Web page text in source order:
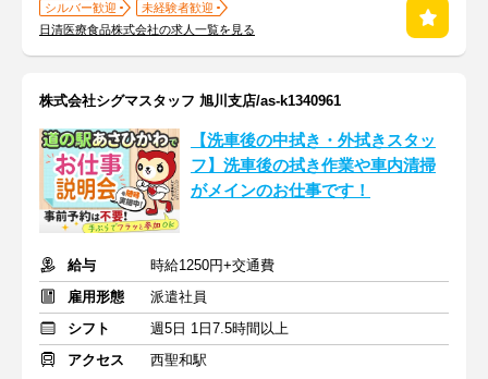
シルバー歓迎
未経験者歓迎
日清医療食品株式会社の求人一覧を見る
株式会社シグマスタッフ 旭川支店/as-k1340961
【洗車後の中拭き・外拭きスタッ
フ】洗車後の拭き作業や車内清掃
がメインのお仕事です！
給与
時給1250円+交通費
雇用形態
派遣社員
シフト
週5日 1日7.5時間以上
アクセス
西聖和駅